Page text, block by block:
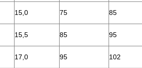
15,0 75 85
15,5 85 95
17,0 95 102